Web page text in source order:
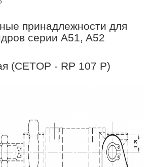
принадлежности для
серии A51, A52
(CETOP - RP 107 P)